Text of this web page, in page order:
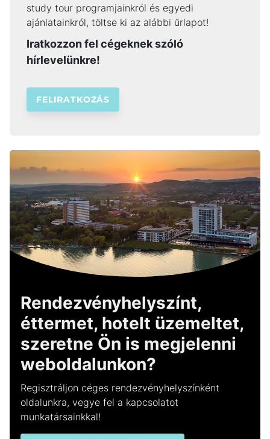
study tour programjainkról és egyedi
ajánlatainkról, töltse ki az alábbi űrlapot!
Iratkozzon fel cégeknek szóló
hírlevelünkre!
FELIRATKOZÁS
Rendezvényhelyszínt,
éttermet, hotelt üzemeltet,
szeretne Ön is megjelenni
weboldalunkon?
Regisztráljon céges rendezvényhelyszínként
oldalunkra, vegye fel a kapcsolatot
munkatársainkkal!